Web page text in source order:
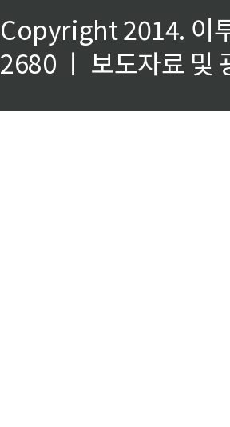
Copyright 2014. 이
2680 ㅣ 보도자료